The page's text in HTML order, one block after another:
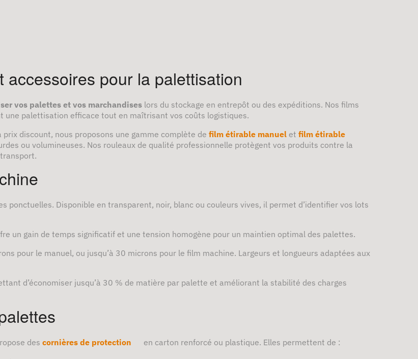
pour la palettisation
vos palettes et vos marchandises lors du stockage en entrepôt ou des expéditions. Nos films
une palettisation efficace tout en maîtrisant vos coûts logistiques.
discount, nous proposons une gamme complète de film étirable manuel et film étirable
ou volumineuses. Nos rouleaux de qualité professionnelle protègent vos produits contre la
ponctuelles. Disponible en transparent, noir, blanc ou couleurs vives, il permet d’identifier vos lots
un gain de temps significatif et une tension homogène pour un maintien optimal des palettes.
pour le manuel, ou jusqu’à 30 microns pour le film machine. Largeurs et longueurs adaptées aux
d’économiser jusqu’à 30 % de matière par palette et améliorant la stabilité des charges
des cornières de protection
en carton renforcé ou plastique. Elles permettent de :